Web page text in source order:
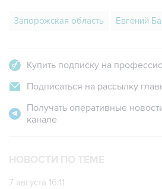
Запорожская область Евгений
Купить подписку на
Подписаться на рассылку
Получать оперативные
канале
НОВОСТИ ПО ТЕМЕ
7 августа 16:11